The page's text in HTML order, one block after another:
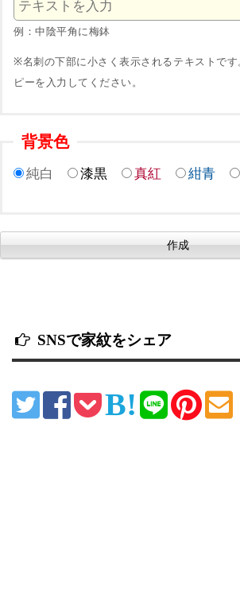
例：中陰平角に梅鉢
※名刺の下部に小さく表示されるテキストです
ピーを入力してください。
背景色
純白 漆黒 真紅 紺青
SNSで家紋をシェア